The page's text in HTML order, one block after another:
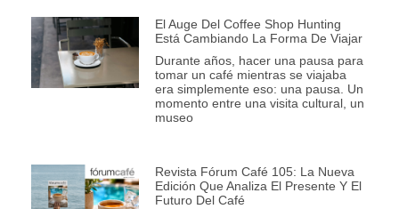
El Auge Del Coffee Shop Hunting
Está Cambiando La Forma De Viajar
Durante años, hacer una pausa para
tomar un café mientras se viajaba
era simplemente eso: una pausa. Un
momento entre una visita cultural, un
museo
Revista Fórum Café 105: La Nueva
Edición Que Analiza El Presente Y El
Futuro Del Café